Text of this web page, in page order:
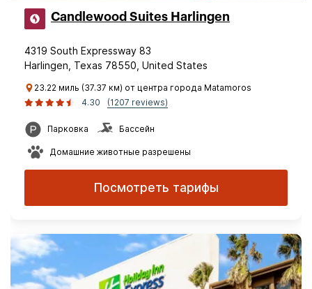
Candlewood Suites Harlingen
4319 South Expressway 83
Harlingen, Texas 78550, United States
23.22 миль (37.37 км) от центра города Matamoros
4.30
(1207 reviews)
Парковка Бассейн
Домашние животные разрешены
Посмотреть тарифы